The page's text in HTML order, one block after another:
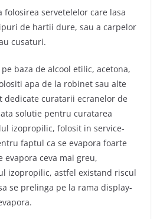
folosirea servetelelor care lasa
de hartii dure, sau a carpelor
cusaturi.
baza de alcool etilic, acetona,
apa de la robinet sau alte
dedicate curatarii ecranelor de
solutie pentru curatarea
izopropilic, folosit in service-
faptul ca se evapora foarte
evapora ceva mai greu,
izopropilic, astfel existand riscul
se prelinga pe la rama display-